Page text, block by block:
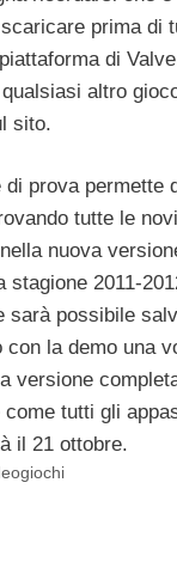
prima di
di
altro
sito.
di prova permette
tutte le
nuova
stagione 2011-
sarà possibile
con la demo una
versione
tutti gli
il 21 ottobre.